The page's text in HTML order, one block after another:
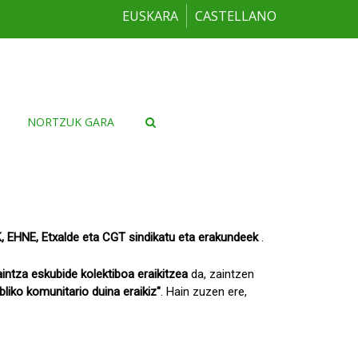
EUSKARA CASTELLANO
NORTZUK GARA
Etxalde eta CGT sindikatu eta erakundeek.
eskubide kolektiboa eraikitzea da, zaintzen
komunitario duina eraikiz". Hain zuzen ere,